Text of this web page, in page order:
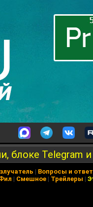
блоке Telegram
| Вопросы и
| Смешное | Трейлеры |